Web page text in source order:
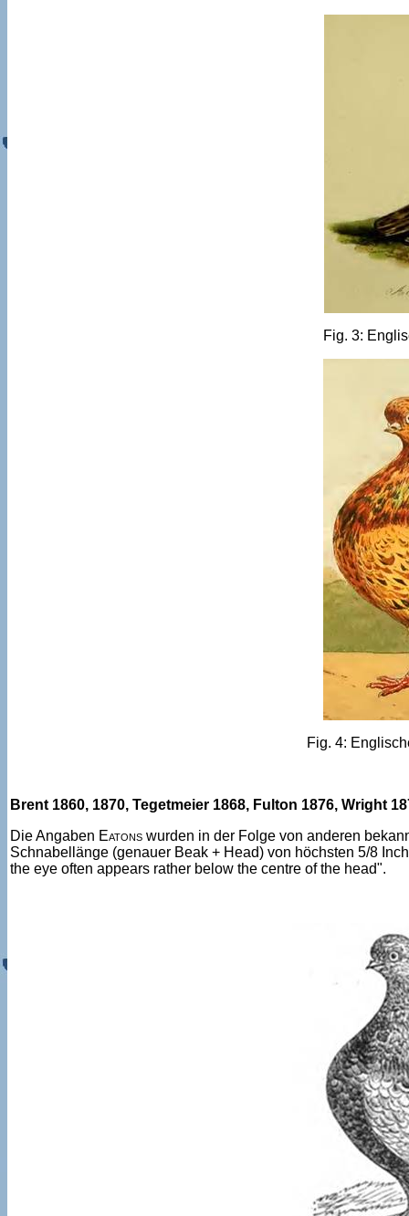
Fig. 3:
Fig. 4:
Brent 1860, 1870, Tegetmeier 1868, Fulton 1876, Wright
Die Angaben Eatons wurden in der Folge von anderen
Schnabellänge (genauer Beak + Head) von höchsten 5/8
the eye often appears rather below the centre of the head".